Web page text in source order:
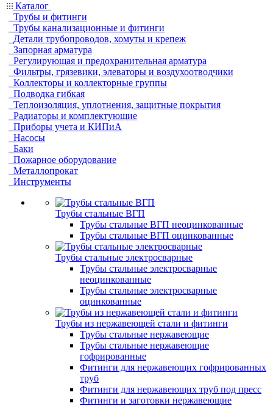
Каталог
Трубы и фитинги
Трубы канализационные и фитинги
Детали трубопроводов, хомуты и крепеж
Запорная арматура
Регулирующая и предохранительная арматура
Фильтры, грязевики, элеваторы и воздухоотводчики
Коллекторы и коллекторные группы
Подводка гибкая
Теплоизоляция, уплотнения, защитные покрытия
Радиаторы и комплектующие
Приборы учета и КИПиА
Насосы
Баки
Пожарное оборудование
Металлопрокат
Инструменты
Трубы стальные ВГП
Трубы стальные ВГП неоцинкованные
Трубы стальные ВГП оцинкованные
Трубы стальные электросварные
Трубы стальные электросварные
неоцинкованные
Трубы стальные электросварные
оцинкованные
Трубы из нержавеющей стали и фитинги
Трубы стальные нержавеющие
Трубы стальные нержавеющие
гофрированные
Фитинги для нержавеющих гофрированных
труб
Фитинги для нержавеющих труб под пресс
Фитинги и заготовки нержавеющие